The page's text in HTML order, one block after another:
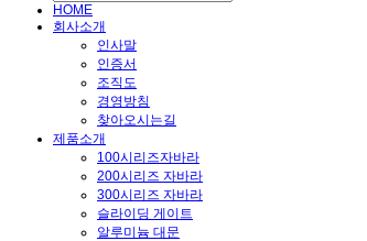
HOME
회사소개
인사말
인증서
조직도
경영방침
찾아오시는길
제품소개
100시리즈자바라
200시리즈 자바라
300시리즈 자바라
슬라이딩 게이트
알루미늄 대문